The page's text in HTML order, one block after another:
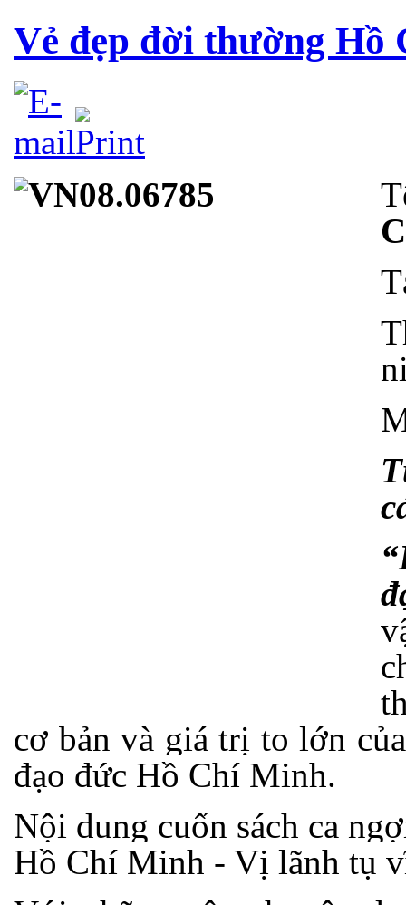
Vẻ đẹp đời thường Hồ
cơ bản và giá trị to lớn
đạo đức Hồ Chí Minh.
Nội dung cuốn sách ca
Hồ Chí Minh - Vị lãnh tụ